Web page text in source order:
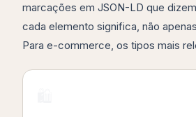
marcações em JSON-LD que
cada elemento significa, não
Para e-commerce, os tipos mais